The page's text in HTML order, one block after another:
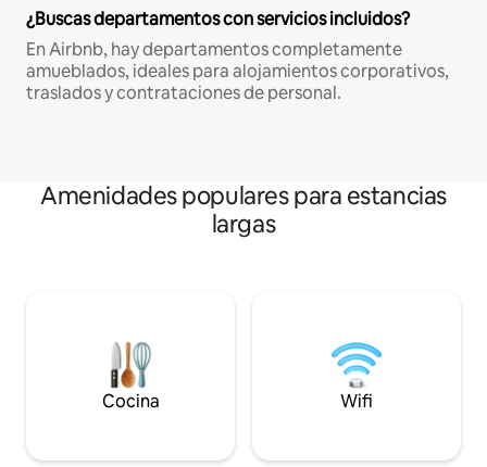
¿Buscas departamentos con servicios incluidos?
En Airbnb, hay departamentos completamente
amueblados, ideales para alojamientos corporativos,
traslados y contrataciones de personal.
Amenidades populares para estancias
largas
Cocina Wifi